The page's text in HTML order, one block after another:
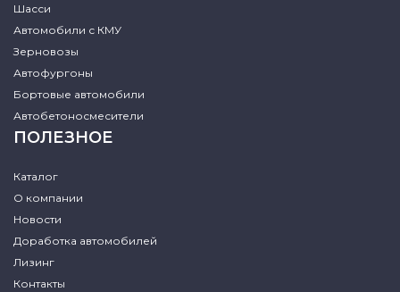
Шасси
Автомобили с КМУ
Зерновозы
Автофургоны
Бортовые автомобили
Автобетоносмесители
ПОЛЕЗНОЕ
Каталог
О компании
Новости
Доработка автомобилей
Лизинг
Контакты